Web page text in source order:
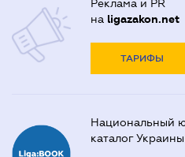
Реклама и PR
на ligazakon.net
ТАРИФЫ
Национальный
каталог Украины